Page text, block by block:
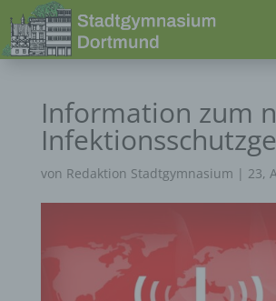
Information zum
von Redaktion Stadtgymnasium | 23,